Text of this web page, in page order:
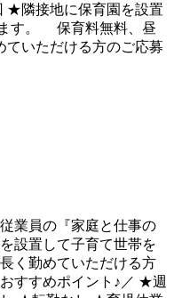
★隣接地に保育園を設置
す。 保育料無料、昼
ていただける方のご応募
業員の『家庭と仕事の
設置して子育て世帯を
く勤めていただける方
すすめポイント♪／ ★週